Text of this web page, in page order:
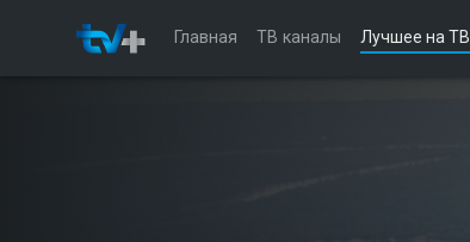
Главная ТВ каналы Лучшее на ТВ